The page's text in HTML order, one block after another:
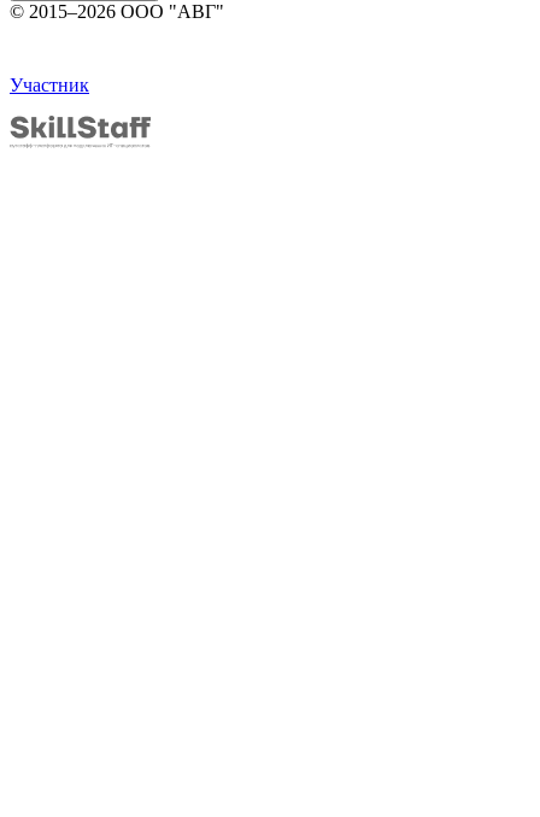
© 2015–2026 ООО "АВГ"
Участник